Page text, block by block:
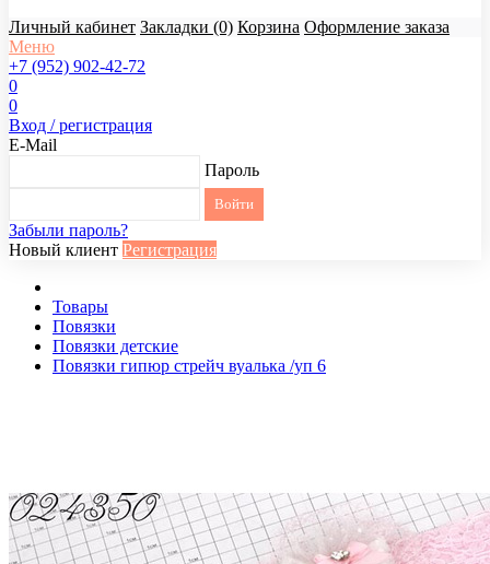
Личный кабинет Закладки (0) Корзина Оформление заказа
Меню
+7 (952) 902-42-72
0
0
Вход / регистрация
E-Mail
Пароль
Забыли пароль?
Новый клиент Регистрация
Товары
Повязки
Повязки детские
Повязки гипюр стрейч вуалька /уп 6